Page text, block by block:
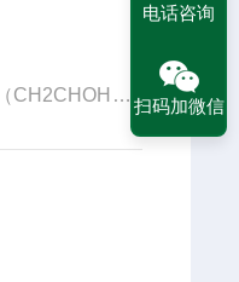
CH2CHOH）n
品的平均分子
电话咨询
扫码加微信